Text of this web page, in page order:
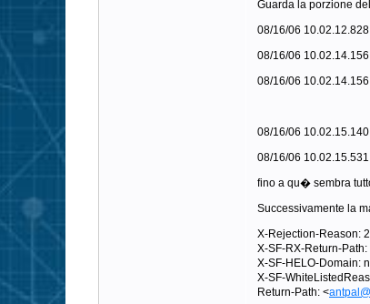
Guarda la porzione
08/16/06
08/16/06
08/16/06
08/16/06
08/16/06 10.02.15.531
fino a qu� sembra
Successivamente la
X-Rejection-Reason:
X-SF-RX-Return-Path:
X-SF-HELO-Domain:
X-SF-
Return-Path: <